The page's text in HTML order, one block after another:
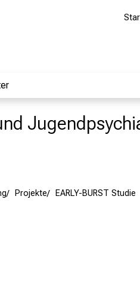
Projekte EARLY-BURST Studie